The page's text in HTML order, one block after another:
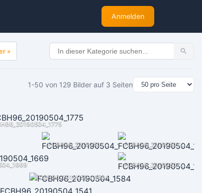
Anmelden
»
1-50 von 129 Bilder auf 3 Seiten
FCBH96_20190504_1704 FCBH96_20190504_1696
FCBH96_20190504_1648
FCBH96_20190504_1584